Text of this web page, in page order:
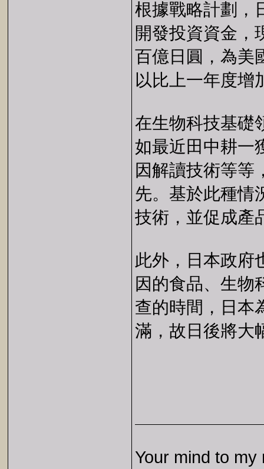
根據戰略計劃，
開發投資資金，
百億日圓，為美
以比上一年度增
在生物科技基礎
如最近田中耕一
因解讀技術等等
先。基於此種情
技術，並促成產
此外，日本政府
因的食品、生物
查的時間，日本
滿，故日後將大
Your mind to my